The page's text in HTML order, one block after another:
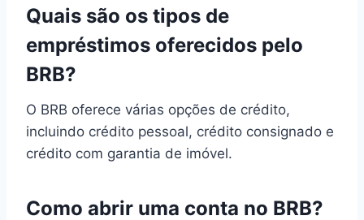
Quais são os tipos de
empréstimos oferecidos pelo
BRB?
O BRB oferece várias opções de crédito,
incluindo crédito pessoal, crédito consignado e
crédito com garantia de imóvel.
Como abrir uma conta no BRB?